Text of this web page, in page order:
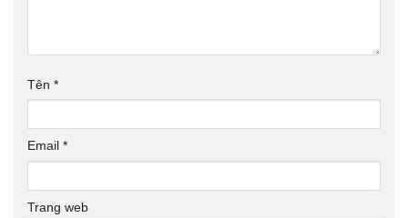
Tên *
Email *
Trang web